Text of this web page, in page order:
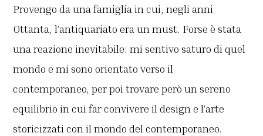
Provengo da una famiglia in cui, negli anni
Ottanta, l’antiquariato era un must. Forse è stata
una reazione inevitabile: mi sentivo saturo di quel
mondo e mi sono orientato verso il
contemporaneo, per poi trovare però un sereno
equilibrio in cui far convivere il design e l’arte
storicizzati con il mondo del contemporaneo.